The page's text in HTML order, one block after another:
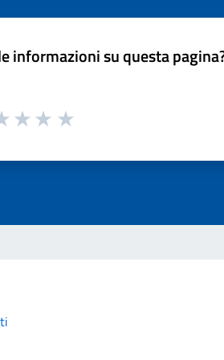
informazioni su questa